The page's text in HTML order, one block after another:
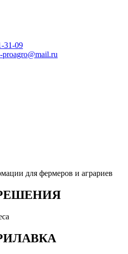
31-09
proagro@mail.ru
для фермеров и аграриев